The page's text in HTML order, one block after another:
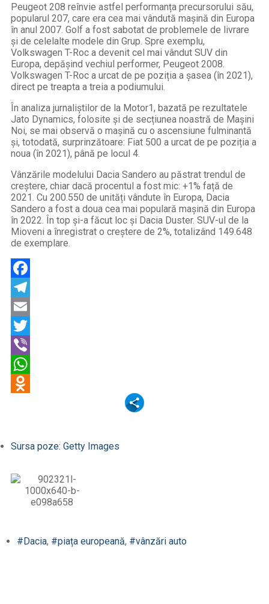
Peugeot 208 reînvie astfel performanța precursorului său,
popularul 207, care era cea mai vândută mașină din Europa
în anul 2007. Golf a fost sabotat de problemele de livrare
și de celelalte modele din Grup. Spre exemplu,
Volkswagen T-Roc a devenit cel mai vândut SUV din
Europa, depășind vechiul performer, Peugeot 2008.
Volkswagen T-Roc a urcat de pe poziția a șasea (în 2021),
direct pe treapta a treia a podiumului.
În analiza jurnaliștilor de la Motor1, bazată pe rezultatele
Jato Dynamics, folosite și de secțiunea noastră de Mașini
Noi, se mai observă o mașină cu o ascensiune fulminantă
și, totodată, surprinzătoare: Fiat 500 a urcat de pe poziția a
noua (în 2021), până pe locul 4.
Vânzările modelului Dacia Sandero au păstrat trendul de
creștere, chiar dacă procentul a fost mic: +1% față de
2021. Cu 200.550 de unități vândute în Europa, Dacia
Sandero a fost a doua cea mai populară mașină din Europa
în 2022. În top și-a făcut loc și Dacia Duster. SUV-ul de la
Mioveni a înregistrat o creștere de 2%, totalizând 149.648
de exemplare.
Odnoklassniki
Sursa poze: Getty Images
#Dacia, #piața europeană, #vânzări auto